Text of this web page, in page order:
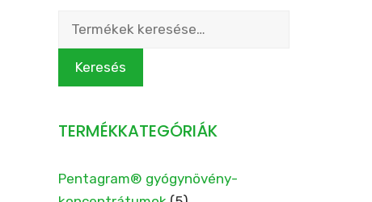
Keresés
következőre:
Keresés
TERMÉKKATEGÓRIÁK
Pentagram® gyógynövény-